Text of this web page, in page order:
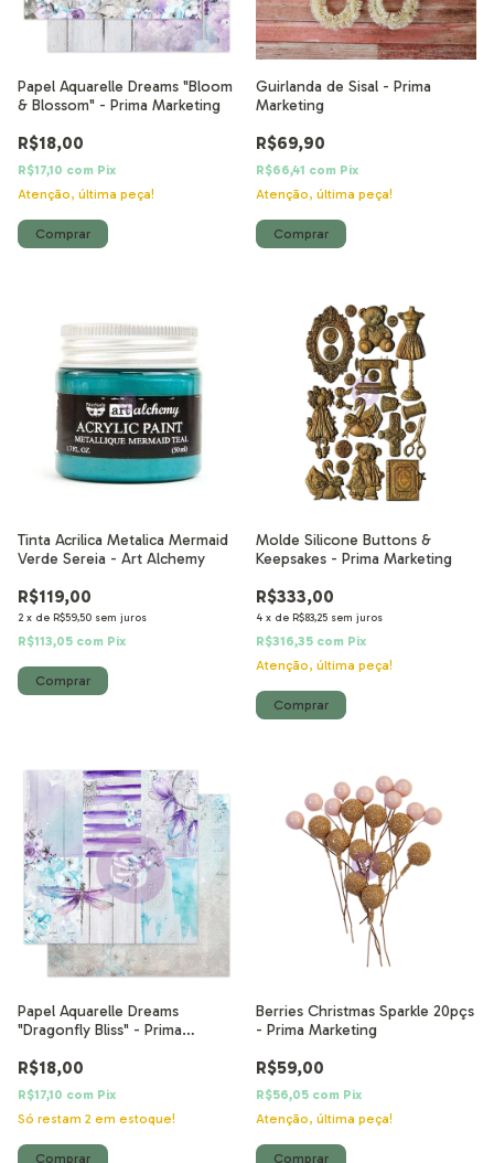
Papel Aquarelle Dreams "Bloom
& Blossom" - Prima Marketing
R$18,00
R$17,10 com Pix
Atenção, última peça!
Guirlanda de Sisal - Prima
Marketing
R$69,90
R$66,41 com Pix
Atenção, última peça!
Tinta Acrilica Metalica Mermaid
Verde Sereia - Art Alchemy
R$119,00
2 x de R$59,50 sem juros
R$113,05 com Pix
Molde Silicone Buttons &
Keepsakes - Prima Marketing
R$333,00
4 x de R$83,25 sem juros
R$316,35 com Pix
Atenção, última peça!
Papel Aquarelle Dreams
"Dragonfly Bliss" - Prima
R$18,00
R$17,10 com Pix
Só restam 2 em estoque!
Berries Christmas Sparkle 20pçs
- Prima Marketing
R$59,00
R$56,05 com Pix
Atenção, última peça!